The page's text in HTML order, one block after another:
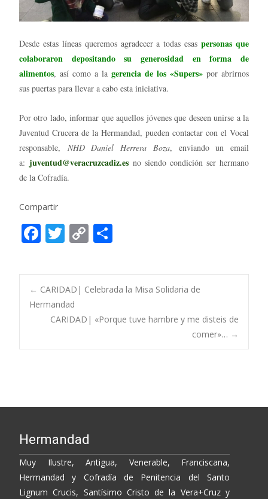
Desde estas líneas queremos agradecer a todas esaspersonas que
colaboraron depositando su generosidad en forma de
alimentos, así como a la gerencia de los «Supers» por abrirnos
sus puertas para llevar a cabo esta iniciativa.
Por otro lado, informar que aquellos jóvenes que deseen unirse a la
Juventud Crucera de la Hermandad, pueden contactar con el Vocal
responsable, NHD Daniel Herrera Boza, enviando un email
a: juventud@veracruzcadiz.es no siendo condición ser hermano
de la Cofradía.
Compartir
F
e
b
o
o
k
T
itt
er
C
p
y
Li
n
k
m
p
ar
ti
r
Post
← CARIDAD| Celebrada la Misa Solidaria de
Hermandad
CARIDAD| «Porque tuve hambre y me disteis de
comer»… →
Hermandad
Muy Ilustre, Antigua, Venerable, Franciscana,
Hermandad y Cofradía de Penitencia del Santo
Lignum Crucis, Santísimo Cristo de la Vera+Cruz y